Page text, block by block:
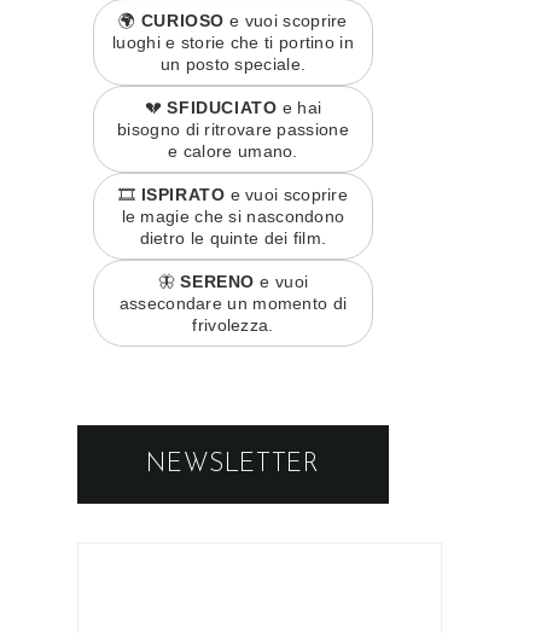
🌍 CURIOSO e vuoi scoprire
luoghi e storie che ti portino in
un posto speciale.
💔SFIDUCIATO e hai
bisogno di ritrovare passione
e calore umano.
🎞️ ISPIRATO e vuoi scoprire
le magie che si nascondono
dietro le quinte dei film.
🦋SERENO e vuoi
assecondare un momento di
frivolezza.
NEWSLETTER